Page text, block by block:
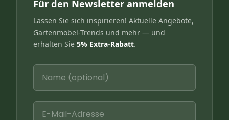
Für den Newsletter anmelden
Lassen Sie sich inspirieren! Aktuelle Angebote,
Gartenmöbel-Trends und mehr — und
erhalten Sie 5% Extra-Rabatt.